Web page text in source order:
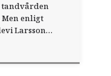
Men enligt
Larsson